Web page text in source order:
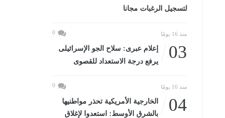
لتسجيل الرغبات مجانا
منذ 16 يومًا 0
03
إعلام عبرى: سلاح الجو الإسرائيلى
يرفع درجة الاستعداد للقصوى
منذ 16 يومًا 0
04
الخارجية الأمريكية تحذر مواطنيها
بالشرق الأوسط: استعدوا لإغلاق